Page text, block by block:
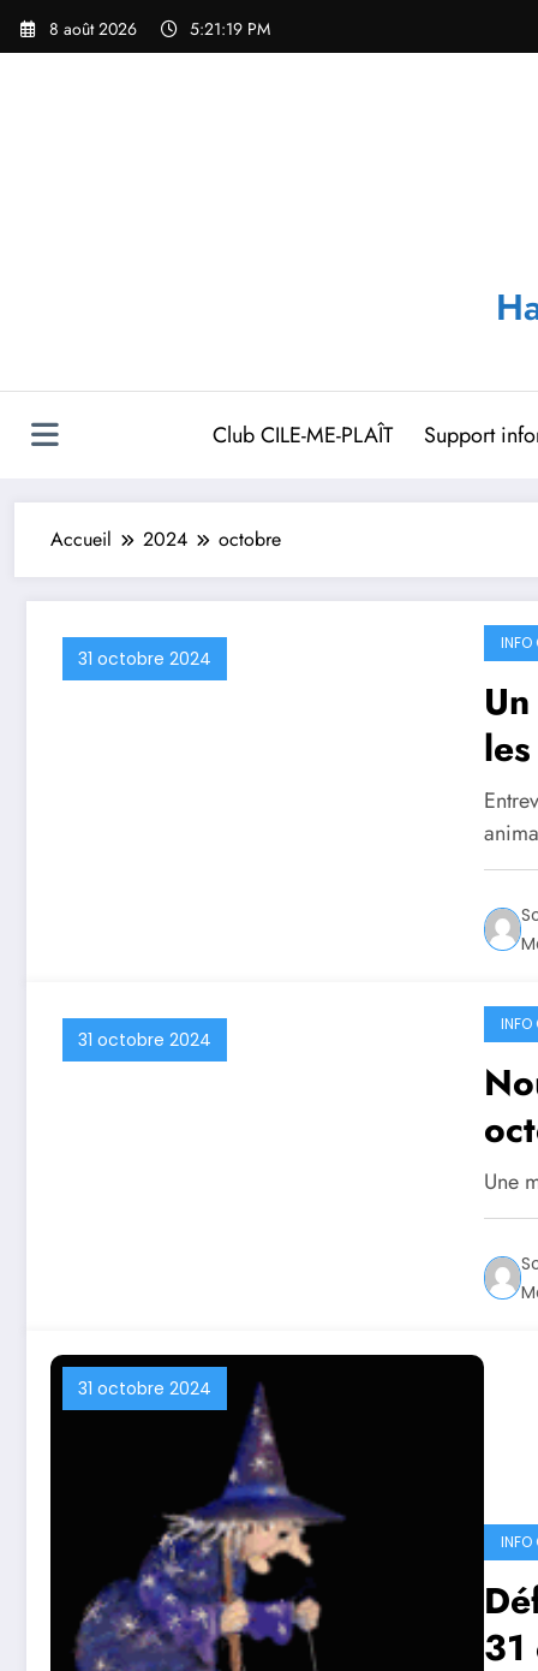
Aller
8 août 2026 5:21:20 PM
Club CILE-ME-PLAÎT Support
Accueil 2024 octobre
31 octobre 2024
INFO
31 octobre 2024
INFO
Une
31 octobre 2024
INFO